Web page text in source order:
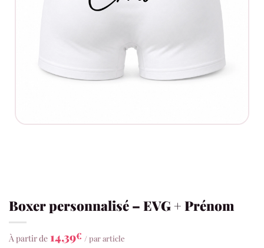
Boxer personnalisé – EVG + Prénom
À partir de 14,39€ / par article